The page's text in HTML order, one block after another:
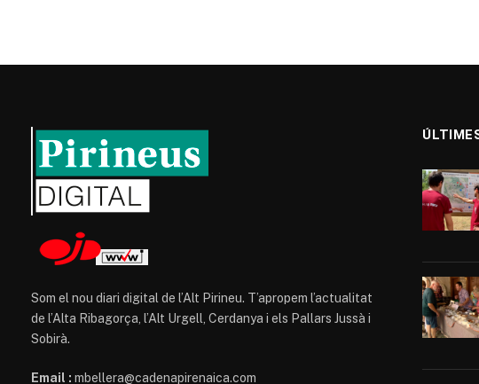
Som el nou diari digital de l’Alt Pirineu. T’apropem l’actualitat
de l’Alta Ribagorça, l’Alt Urgell, Cerdanya i els Pallars Jussà i
Sobirà.
Email : mbellera@cadenapirenaica.com